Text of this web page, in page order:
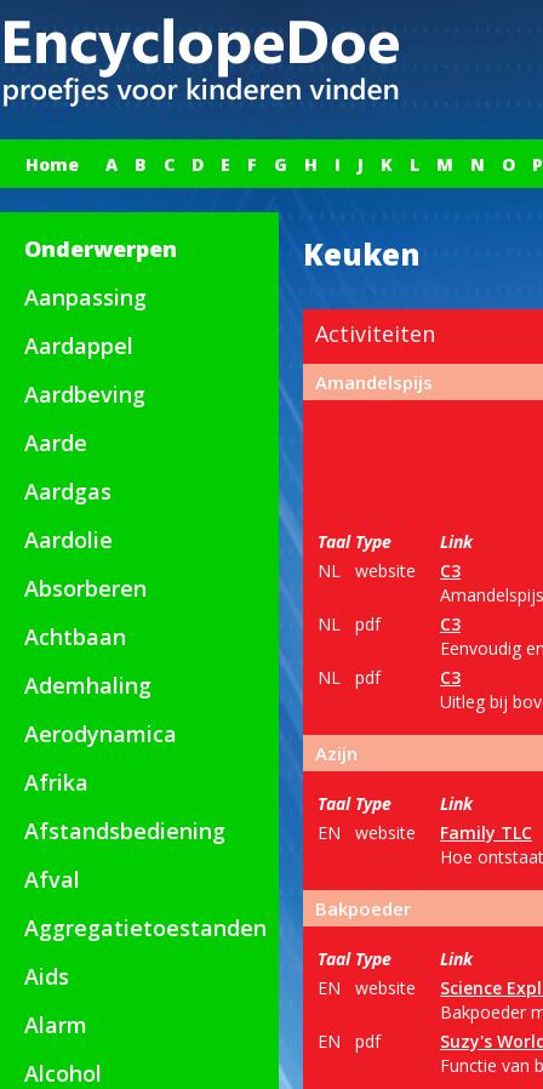
Home A B C D E F G H I J K L M N O P
Onderwerpen
Aanpassing
Aardappel
Aardbeving
Aarde
Aardgas
Aardolie
Absorberen
Achtbaan
Ademhaling
Aerodynamica
Afrika
Afstandsbediening
Afval
Aggregatietoestanden
Aids
Alarm
Alcohol
Keuken
Activiteiten
Amandelspijs
Taal Type
Link
NL
website
C3
NL
pdf
C3
Eenvoudig
NL
pdf
C3
Uitleg bij
Azijn
Taal Type
Link
EN
website
Family TLC
Hoe
Bakpoeder
Taal Type
Link
EN
website
Science
Bakpoeder
EN
pdf
Suzy's
Functie van